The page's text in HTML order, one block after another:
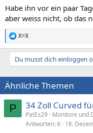
Habe ihn vor ein paar
aber weiss nicht, ob das
R
e
a
i
o
n
e
n
:
X=X
Du musst dich einloggen
Ähnliche Themen
P 34 Zoll Curved
PatEs29
Monitore und
Antworten 6 18.